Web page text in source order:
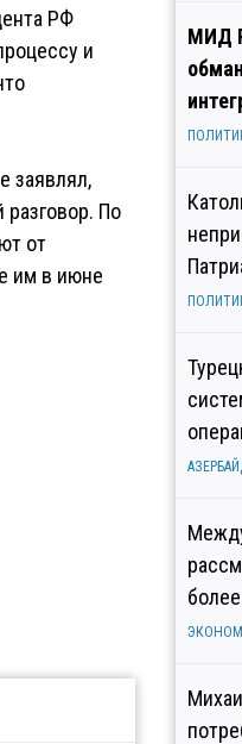
РФ
и
заявлял,
По
от
им в июне
МИД